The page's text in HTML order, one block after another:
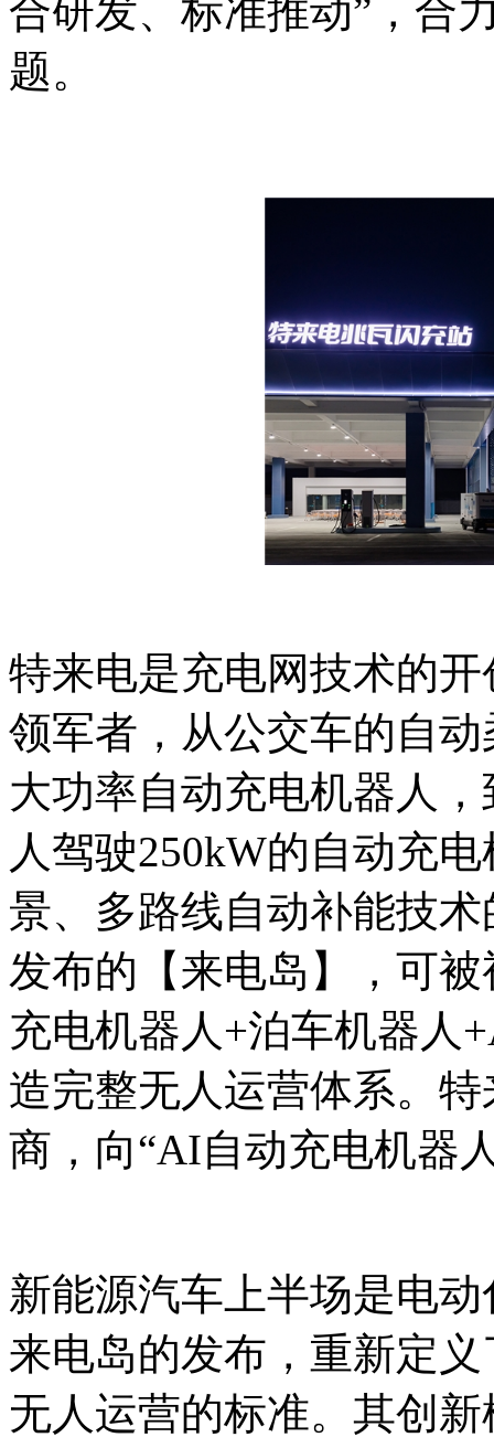
合研发、标准推动”，合
题。
特来电是充电网技术的
领军者，从公交车的自
大功率自动充电机器人
人驾驶250kW的自动充
景、多路线自动补能技
发布的【来电岛】，可
充电机器人+泊车机器人
造完整无人运营体系。
商，向“AI自动充电机器
新能源汽车上半场是电
来电岛的发布，重新定
无人运营的标准。其创